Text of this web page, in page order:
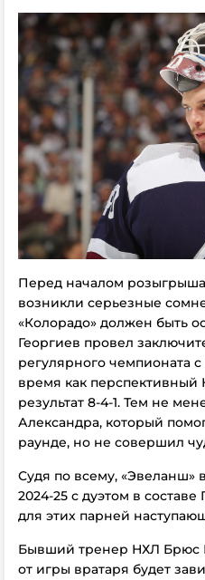
Перед началом розыгрыша
возникли серьезные
«Колорадо» должен быть
Георгиев провел
регулярного чемпионата с
время как
результат 8-4-1. Тем не
Александра, который
раунде, но не совершил
Судя по всему, «Эвеланш»
2024-25 с дуэтом в
для этих парней
Бывший тренер НХЛ Брюс
от игры вратаря будет